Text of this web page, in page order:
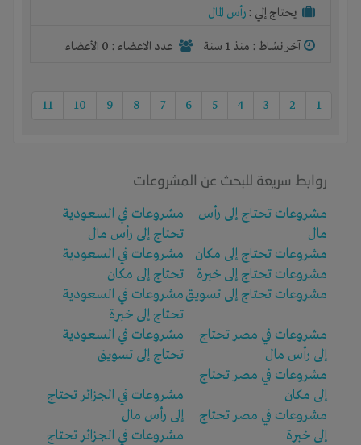
يحتاج إلي : رأس المال
آخر نشاط : منذ 1 سنة عدد الاعضاء : 0 الأعضاء
1
2
3
4
5
6
7
8
9
10
11
روابط سريعة للبحث عن المشروعات
مشروعات تحتاج إلى رأس
مال
مشروعات تحتاج إلى مكان
مشروعات تحتاج إلى خبرة
مشروعات تحتاج إلى تسويق
مشروعات في مصر تحتاج
إلى رأس مال
مشروعات في مصر تحتاج
إلى مكان
مشروعات في مصر تحتاج
إلى خبرة
مشروعات في السعودية
تحتاج إلى رأس مال
مشروعات في السعودية
تحتاج إلى مكان
مشروعات في السعودية
تحتاج إلى خبرة
مشروعات في السعودية
تحتاج إلى تسويق
مشروعات في الجزائر تحتاج
إلى رأس مال
مشروعات في الجزائر تحتاج